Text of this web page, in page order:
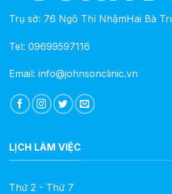
Trụ sở: 76 Ngô Thì NhậmHai Bà
Tel: 09699597116
Email: info@johnsonclinic.vn
LỊCH LÀM VIỆC
Thứ 2 - Thứ 7